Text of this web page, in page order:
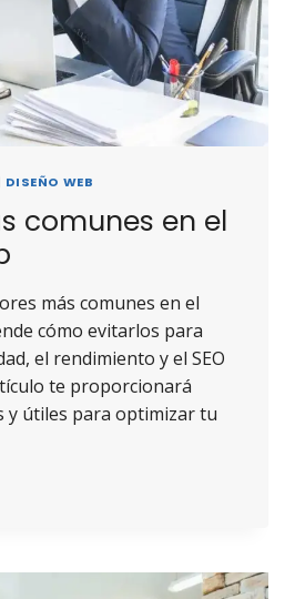
DISEÑO WEB
comunes en el
más comunes en el
cómo evitarlos para
el rendimiento y el SEO
te proporcionará
y útiles para optimizar tu